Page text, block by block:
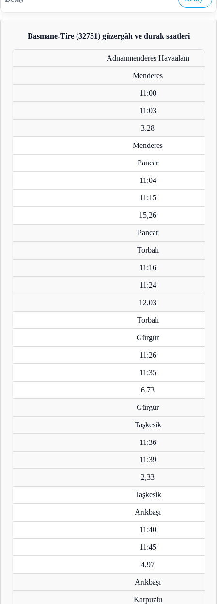
Basmane-Tire (32751)güzergâh ve durak saatleri
Adnanmenderes Havaalanı
Menderes
11:00
11:03
3,28
Menderes
Pancar
11:04
11:15
15,26
Pancar
Torbalı
11:16
11:24
12,03
Torbalı
Gürgür
11:26
11:35
6,73
Gürgür
Taşkesik
11:36
11:39
2,33
Taşkesik
Arıkbaşı
11:40
11:45
4,97
Arıkbaşı
Karpuzlu